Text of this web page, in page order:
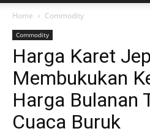
Home Commodity
Commodity
Harga Karet
Membukukan
Harga Bulanan
Cuaca Buruk